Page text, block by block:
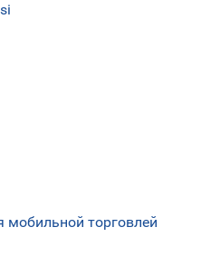
мобильной торговлей